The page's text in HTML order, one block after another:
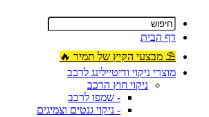
דף הבית
⛱ מבצעי הקיץ של תמיר 🔥
מוצרי ניקוי ודיטיילינג לרכב
ניקוי חוץ הרכב
- שמפו לרכב
- ניקוי גנטים וצמיגים